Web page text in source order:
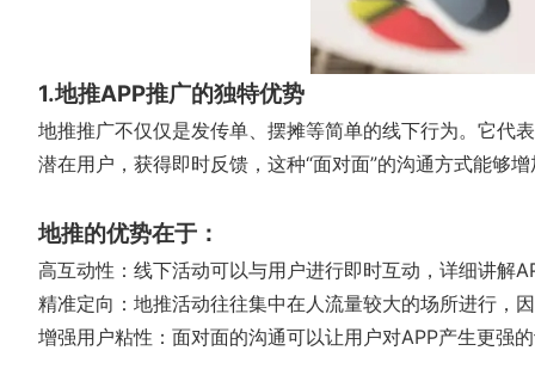
1.地推APP推广的独特优势
地推推广不仅仅是发传单、摆摊等简单的线下行为。它代
潜在用户，获得即时反馈，这种“面对面”的沟通方式能够
地推的优势在于：
高互动性：线下活动可以与用户进行即时互动，详细讲解
精准定向：地推活动往往集中在人流量较大的场所进行，
增强用户粘性：面对面的沟通可以让用户对APP产生更强